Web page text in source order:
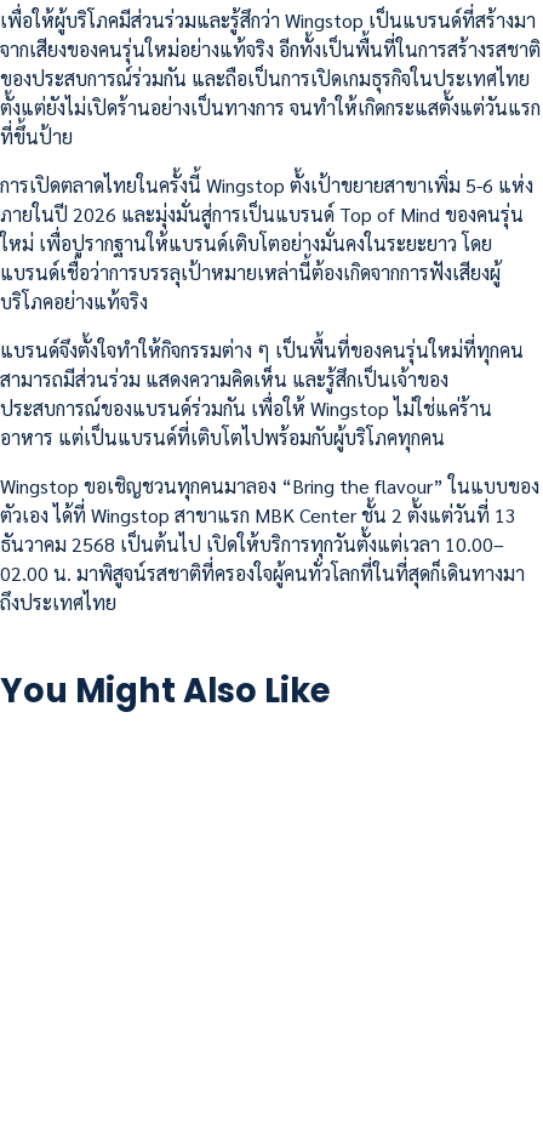
เพื่อให้ผู้บริโภคมีส่วนร่วมและรู้สึกว่า Wingstop เป็นแบรนด์ที่สร้างมา
จากเสียงของคนรุ่นใหม่อย่างแท้จริง อีกทั้งเป็นพื้นที่ในการสร้างรสชาติ
ของประสบการณ์ร่วมกัน และถือเป็นการเปิดเกมธุรกิจในประเทศไทย
ตั้งแต่ยังไม่เปิดร้านอย่างเป็นทางการ จนทำให้เกิดกระแสตั้งแต่วันแรก
ที่ขึ้นป้าย
การเปิดตลาดไทยในครั้งนี้ Wingstop ตั้งเป้าขยายสาขาเพิ่ม 5-6 แห่ง
ภายในปี 2026 และมุ่งมั่นสู่การเป็นแบรนด์ Top of Mind ของคนรุ่น
ใหม่ เพื่อปูรากฐานให้แบรนด์เติบโตอย่างมั่นคงในระยะยาว โดย
แบรนด์เชื่อว่าการบรรลุเป้าหมายเหล่านี้ต้องเกิดจากการฟังเสียงผู้
บริโภคอย่างแท้จริง
แบรนด์จึงตั้งใจทำให้กิจกรรมต่าง ๆ เป็นพื้นที่ของคนรุ่นใหม่ที่ทุกคน
สามารถมีส่วนร่วม แสดงความคิดเห็น และรู้สึกเป็นเจ้าของ
ประสบการณ์ของแบรนด์ร่วมกัน เพื่อให้ Wingstop ไม่ใช่แค่ร้าน
อาหาร แต่เป็นแบรนด์ที่เติบโตไปพร้อมกับผู้บริโภคทุกคน
Wingstop ขอเชิญชวนทุกคนมาลอง “Bring the flavour” ในแบบของ
ตัวเอง ได้ที่ Wingstop สาขาแรก MBK Center ชั้น 2 ตั้งแต่วันที่ 13
ธันวาคม 2568 เป็นต้นไป เปิดให้บริการทุกวันตั้งแต่เวลา 10.00–
02.00 น. มาพิสูจน์รสชาติที่ครองใจผู้คนทั่วโลกที่ในที่สุดก็เดินทางมา
ถึงประเทศไทย
You Might Also Like